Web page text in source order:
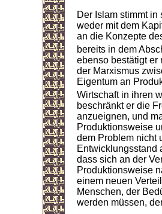
Der Islam stimmt
weder mit dem
an die Konzepte
bereits in dem
ebenso bestätigt er
der Marxismus
Eigentum an
Wirtschaft in ihren
beschränkt er die
anzueignen, und
Produktionsweise
dem Problem nicht
Entwicklungsstand
dass sich an der
Produktionsweise
einem neuen
Menschen, der
werden müssen,